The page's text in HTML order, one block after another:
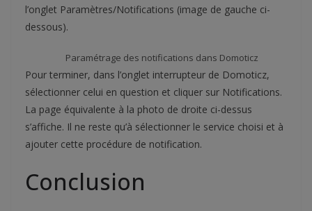
l’onglet Paramètres/Notifications (image de gauche ci-
dessous).
Paramétrage des notifications dans Domoticz
Pour terminer, dans l’onglet interrupteur de Domoticz,
sélectionner celui en question et cliquer sur Notifications.
La page équivalente à la photo de droite ci-dessus
s’affiche. Il ne reste qu’à sélectionner le service choisi et à
ajouter cette procédure de notification.
Conclusion